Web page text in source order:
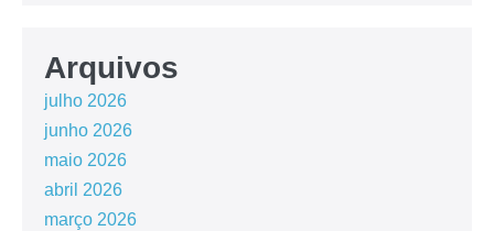
Arquivos
julho 2026
junho 2026
maio 2026
abril 2026
março 2026